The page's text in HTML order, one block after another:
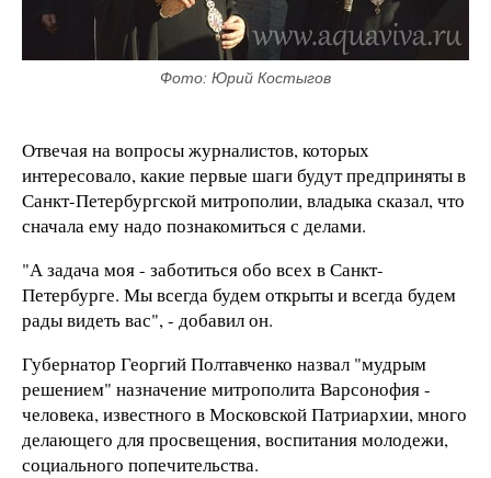
Фото: Юрий Костыгов
Отвечая на вопросы журналистов, которых
интересовало, какие первые шаги будут предприняты в
Санкт-Петербургской митрополии, владыка сказал, что
сначала ему надо познакомиться с делами.
"А задача моя - заботиться обо всех в Санкт-
Петербурге. Мы всегда будем открыты и всегда будем
рады видеть вас", - добавил он.
Губернатор Георгий Полтавченко назвал "мудрым
решением" назначение митрополита Варсонофия -
человека, известного в Московской Патриархии, много
делающего для просвещения, воспитания молодежи,
социального попечительства.